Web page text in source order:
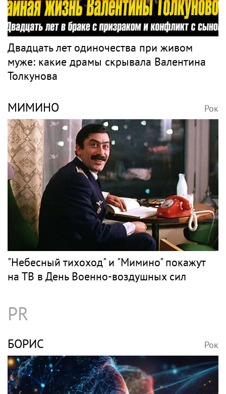
Анастасия Волочкова продала квартиру в
Питере из-за суда с УК
Музыка
ТОЛКУНОВА Рок
Двадцать лет одиночества при живом
муже: какие драмы скрывала Валентина
Толкунова